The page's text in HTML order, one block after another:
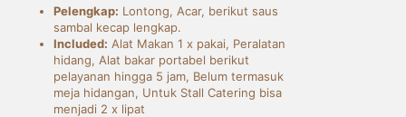
Pelengkap: Lontong, Acar, berikut saus
sambal kecap lengkap.
Included: Alat Makan 1 x pakai, Peralatan
hidang, Alat bakar portabel berikut
pelayanan hingga 5 jam, Belum termasuk
meja hidangan, Untuk Stall Catering bisa
menjadi 2 x lipat